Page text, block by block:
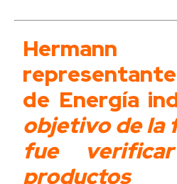
de Energía
objetivo de la
fue
productos